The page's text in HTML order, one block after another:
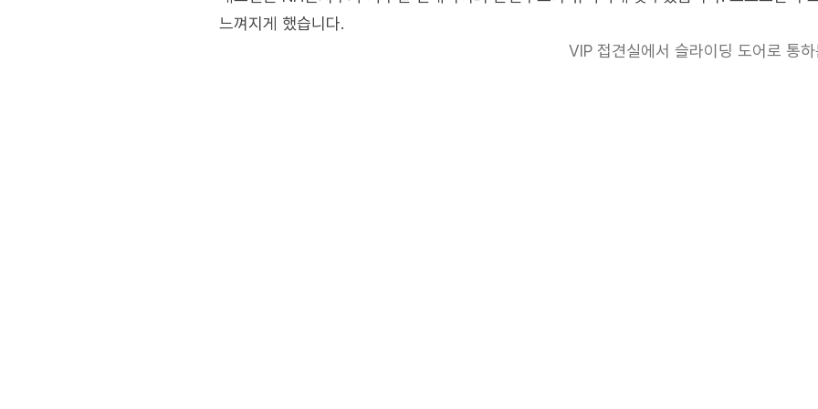
느껴지게 했습니다.
VIP 접견실에서 슬라이딩 도어로 통